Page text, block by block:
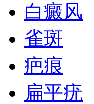
白癜风
雀斑
疤痕
扁平疣